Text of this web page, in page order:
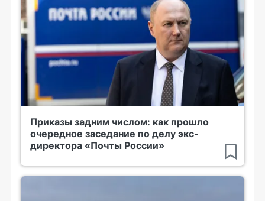
Приказы задним числом: как прошло
очередное заседание по делу экс-
директора «Почты России»